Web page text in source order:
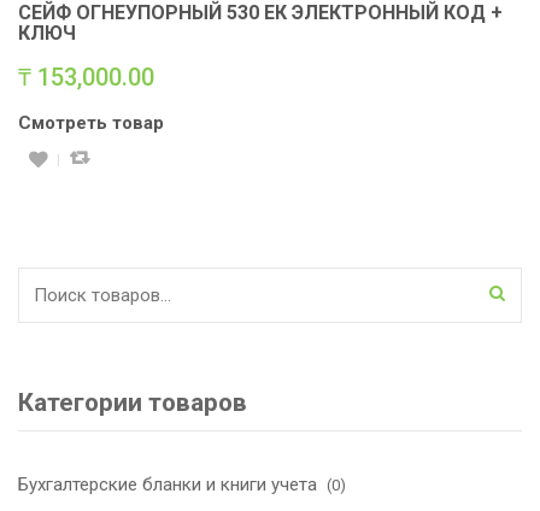
СЕЙФ ОГНЕУПОРНЫЙ 530 ЕК ЭЛЕКТРОННЫЙ КОД +
КЛЮЧ
₸ 153,000.00
Смотреть товар
Категории товаров
Бухгалтерские бланки и книги учета (0)